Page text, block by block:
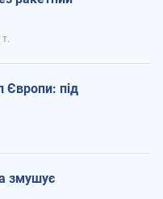
Європи: під
змушує